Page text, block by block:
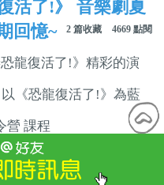
活了!》 音樂劇夏
回憶~
2 篇收藏 4669 點閱
龍復活了!》精彩的演
《恐龍復活了!》為藍
營 課程
采生活！！